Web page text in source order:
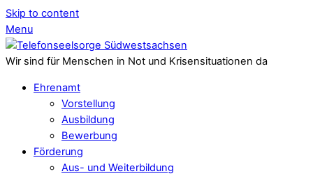
Skip to content
Menu
Wir sind für Menschen in Not und Krisensituationen da
Ehrenamt
Vorstellung
Ausbildung
Bewerbung
Förderung
Aus- und Weiterbildung